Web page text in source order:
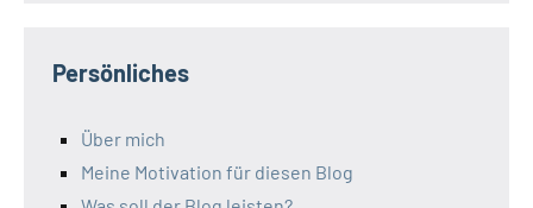
Persönliches
Über mich
Meine Motivation für diesen Blog